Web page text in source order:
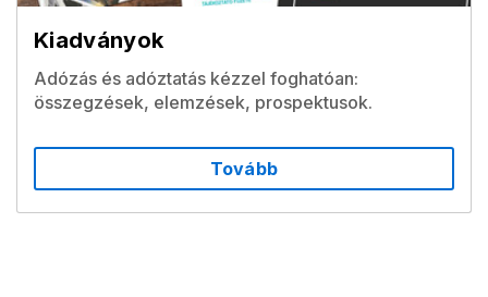
Kiadványok
Adózás és adóztatás kézzel foghatóan:
összegzések, elemzések, prospektusok.
Tovább